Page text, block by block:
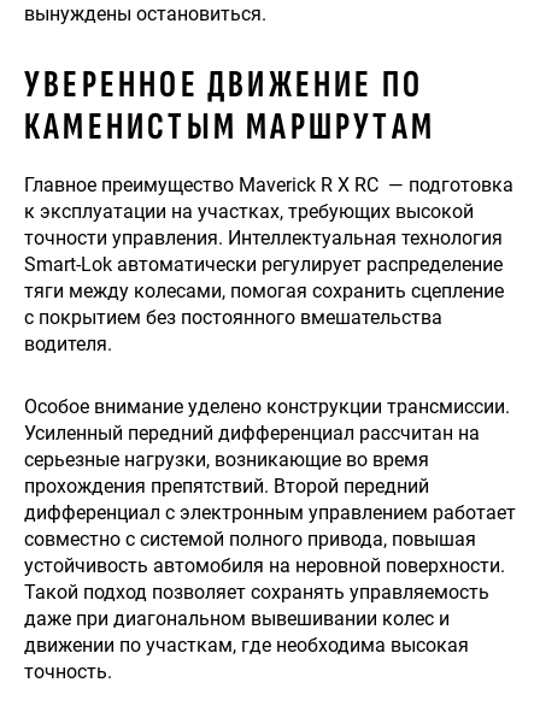
вынуждены остановиться.
УВЕРЕННОЕ ДВИЖЕНИЕ ПО
КАМЕНИСТЫМ МАРШРУТАМ
Главное преимущество Maverick R X RC — подготовка
к эксплуатации на участках, требующих высокой
точности управления. Интеллектуальная технология
Smart-Lok автоматически регулирует распределение
тяги между колесами, помогая сохранить сцепление
с покрытием без постоянного вмешательства
водителя.
Особое внимание уделено конструкции трансмиссии.
Усиленный передний дифференциал рассчитан на
серьезные нагрузки, возникающие во время
прохождения препятствий. Второй передний
дифференциал с электронным управлением работает
совместно с системой полного привода, повышая
устойчивость автомобиля на неровной поверхности.
Такой подход позволяет сохранять управляемость
даже при диагональном вывешивании колес и
движении по участкам, где необходима высокая
точность.